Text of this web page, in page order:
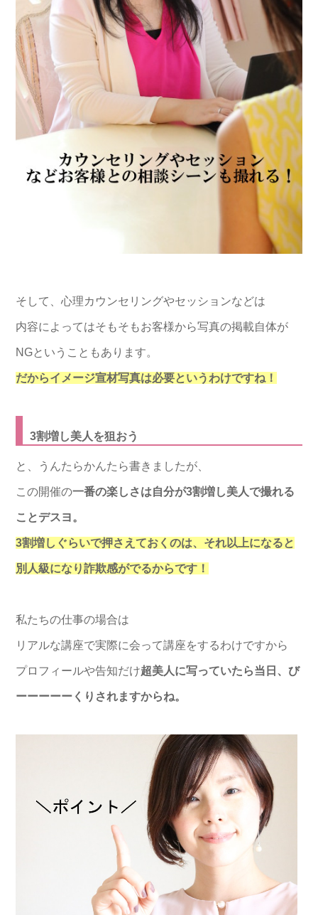
そして、心理カウンセリングやセッションなどは
内容によってはそもそもお客様から写真の掲載自体が
NGということもあります。
だからイメージ宣材写真は必要というわけですね！
3割増し美人を狙おう
と、うんたらかんたら書きましたが、
この開催の一番の楽しさは自分が3割増し美人で撮れる
ことデスヨ。
3割増しぐらいで押さえておくのは、 それ以上になると
別人級になり詐欺感がでるからです！
私たちの仕事の場合は
リアルな講座で実際に会って講座をするわけですから
プロフィールや告知だけ超美人に写っていたら当日、び
ーーーーーくりされますからね。